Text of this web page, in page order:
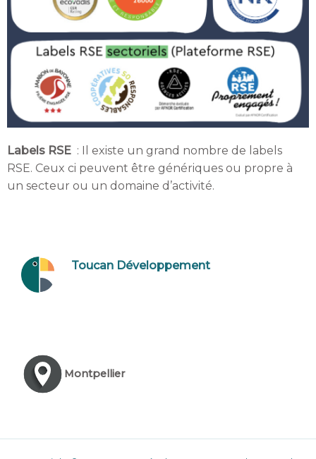
Labels RSE : Il existe un grand nombre de labels
RSE. Ceux ci peuvent être génériques ou propre à
un secteur ou un domaine d’activité.
Toucan Développement
Montpellier